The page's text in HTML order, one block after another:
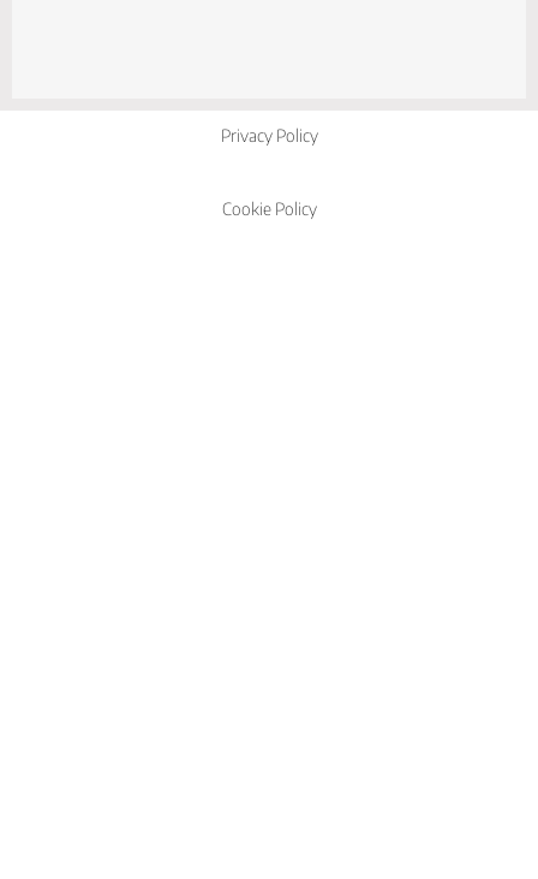
Privacy Policy
Cookie Policy